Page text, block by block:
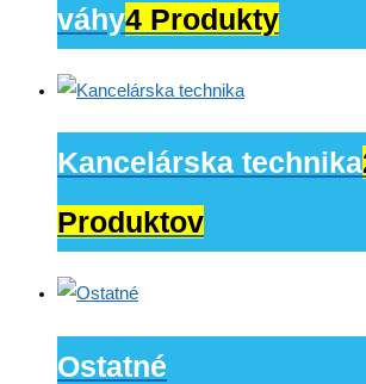
váhy4 Produkty
Kancelárska technika
Produktov
Ostatné